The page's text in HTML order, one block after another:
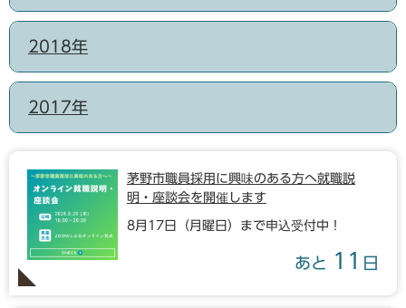
2018年
2017年
茅野市職員採用に興味のある方へ就職説
明・座談会を開催します
8月17日（月曜日）まで申込受付中！
あと 11 日